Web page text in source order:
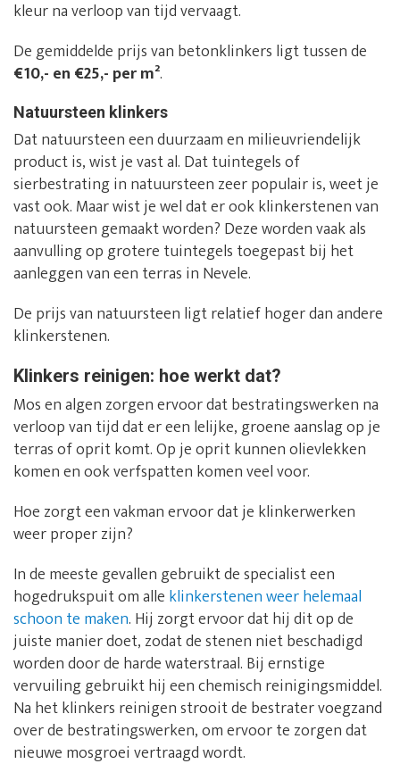
kleur na verloop van tijd vervaagt.
De gemiddelde prijs van betonklinkers ligt tussen de
€10,- en €25,- per m².
Natuursteen klinkers
Dat natuursteen een duurzaam en milieuvriendelijk
product is, wist je vast al. Dat tuintegels of
sierbestrating in natuursteen zeer populair is, weet je
vast ook. Maar wist je wel dat er ook klinkerstenen van
natuursteen gemaakt worden? Deze worden vaak als
aanvulling op grotere tuintegels toegepast bij het
aanleggen van een terras in Nevele.
De prijs van natuursteen ligt relatief hoger dan andere
klinkerstenen.
Klinkers reinigen: hoe werkt dat?
Mos en algen zorgen ervoor dat bestratingswerken na
verloop van tijd dat er een lelijke, groene aanslag op je
terras of oprit komt. Op je oprit kunnen olievlekken
komen en ook verfspatten komen veel voor.
Hoe zorgt een vakman ervoor dat je klinkerwerken
weer proper zijn?
In de meeste gevallen gebruikt de specialist een
hogedrukspuit om alle klinkerstenen weer helemaal
schoon te maken. Hij zorgt ervoor dat hij dit op de
juiste manier doet, zodat de stenen niet beschadigd
worden door de harde waterstraal. Bij ernstige
vervuiling gebruikt hij een chemisch reinigingsmiddel.
Na het klinkers reinigen strooit de bestrater voegzand
over de bestratingswerken, om ervoor te zorgen dat
nieuwe mosgroei vertraagd wordt.